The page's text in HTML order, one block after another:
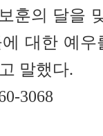
훈의 달을
대한 예
말했다.
3068